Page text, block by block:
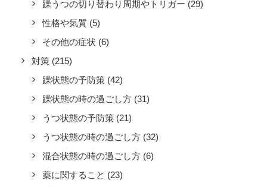
躁うつの切り替わり周期やトリガー (29)
性格や気質 (5)
その他の症状 (6)
対策 (215)
躁状態の予防策 (42)
躁状態の時の過ごし方 (31)
うつ状態の予防策 (21)
うつ状態の時の過ごし方 (32)
混合状態の時の過ごし方 (6)
薬に関すること (23)